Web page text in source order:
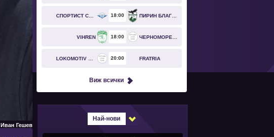
Иван Гешев
18 00
VIHREN 18 00
20 00 FRATRIA
Виж всички
Най-нови